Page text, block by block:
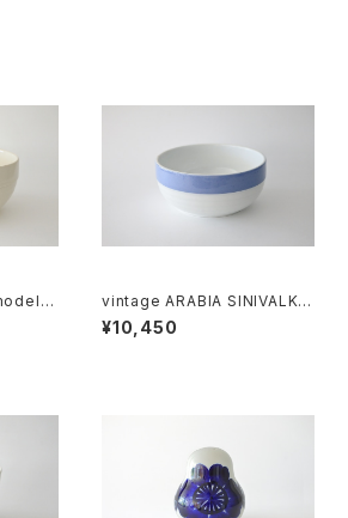
b
vintage ARABIA SINIVALKO
R-model bowl / オールドアラ
ビア シニヴァルコ ボウル
¥10,450